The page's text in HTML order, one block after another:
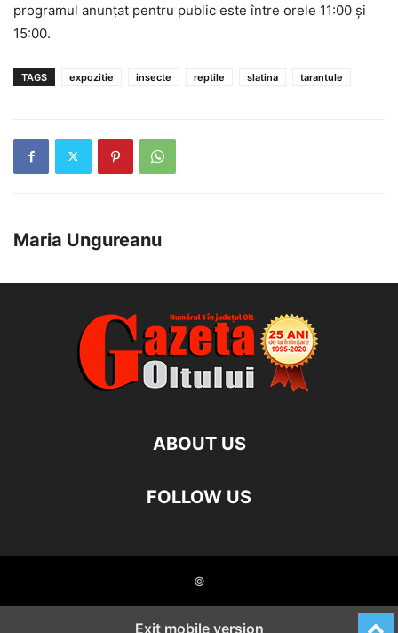
programul anunțat pentru public este între orele 11:00 și
15:00.
TAGS expozitie insecte reptile slatina tarantule
Maria Ungureanu
ABOUT US
FOLLOW US
©
Exit mobile version